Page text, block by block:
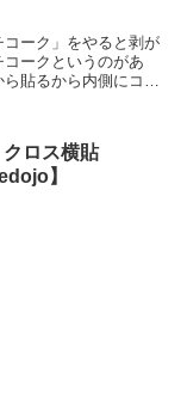
コーク」をやると剥が
ークというのがあ
貼るから内側にコー
クロス横貼
】